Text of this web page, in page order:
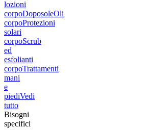
lozioni
corpoDoposoleOli
corpoProtezioni
solari
corpoScrub
ed
esfolianti
corpoTrattamenti
mani
e
piediVedi
tutto
Bisogni
specifici